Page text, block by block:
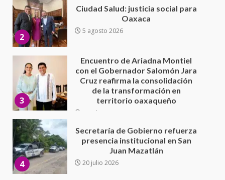
3
con el Gobernador Salomón Jara
Cruz reafirma la consolidación
de la transformación en
4
Secretaría de Gobierno refuerza
presencia institucional en San
Juan Mazatlán
20 julio 2026
5
Sanciona Municipio de Oaxaca
de Juárez caso de maltrato
animal tras denuncia ciudadana
16 julio 2026